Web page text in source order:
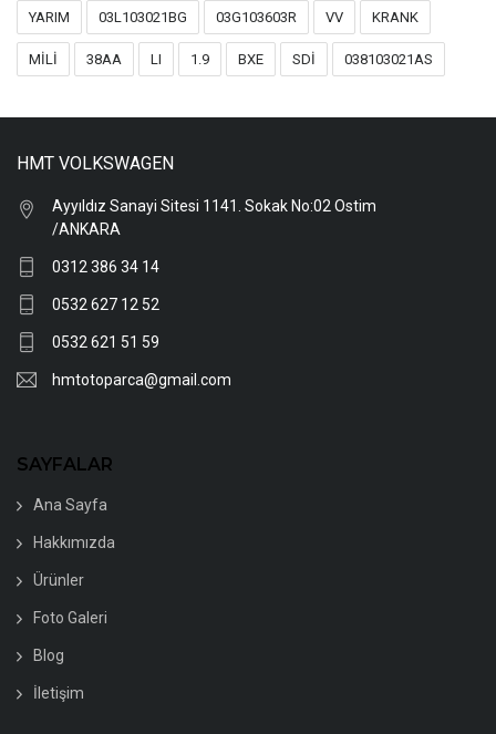
YARIM 03L103021BG 03G103603R VV KRANK
MİLİ 38AA LI 1.9 BXE SDİ 038103021AS
HMT VOLKSWAGEN
Ayyıldız Sanayi Sitesi 1141. Sokak No:02 Ostim
/ANKARA
0312 386 34 14
0532 627 12 52
0532 621 51 59
hmtotoparca@gmail.com
SAYFALAR
Ana Sayfa
Hakkımızda
Ürünler
Foto Galeri
Blog
İletişim